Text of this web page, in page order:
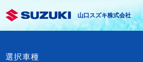
山口スズキ株式会社
選択車種